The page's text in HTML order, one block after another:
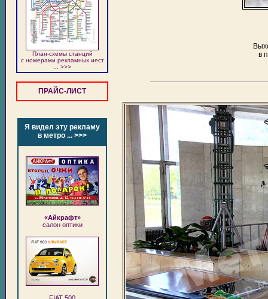
План-схемы станций
c номерами рекламных иест
... >>>
ПРАЙС-ЛИСТ
Я видел эту рекламу
в метро ... >>>
«Айкрафт»
салон оптики
в